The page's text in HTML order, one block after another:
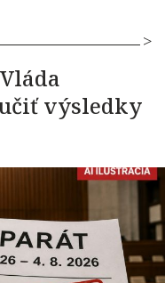
výsledky